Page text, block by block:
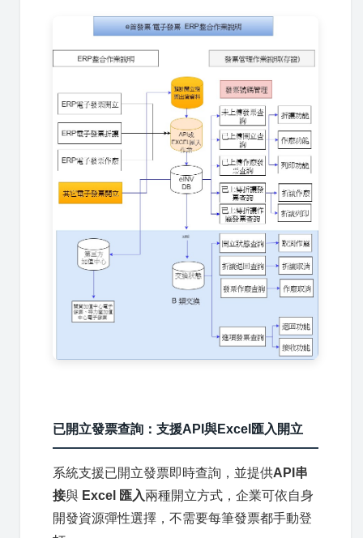
已開立發票查詢：支援API與Excel匯入開立
系統支援已開立發票即時查詢，並提供API串
接與 Excel 匯入兩種開立方式，企業可依自身
開發資源彈性選擇，不需要每筆發票都手動登